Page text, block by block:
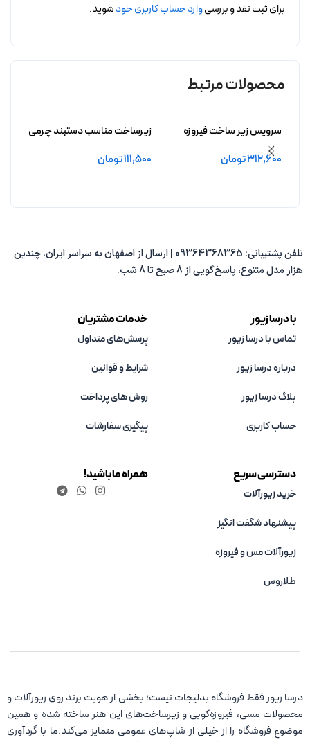
برای ثبت نقد و بررسیوارد حساب کاربری خودشوید.
محصولات مرتبط
سرویس زیر ساخت فیروزه
آزادچهر بدون آبکاری
312,600تومان
زیرساخت مناسب دستبند چرمی
111,500تومان
تلفن پشتیبانی: 09364368365 | ارسال از اصفهان به سراسر ایران، چندین
هزار مدل متنوع، پاسخ‌گویی از 8 صبح تا 8 شب.
با درسا زیور
تماس با درسا زیور
درباره درسا زیور
بلاگ درسا زیور
حساب کاربری
خدمات مشتریان
پرسش‌های متداول
شرایط و قوانین
روش های پرداخت
پیگیری سفارشات
دسترسی سریع
خرید زیورآلات
پیشنهاد شگفت انگیز
زیورآلات مس و فیروزه‌
طلاروس
همراه ما باشید!
درسا زیور فقط فروشگاه بدلیجات نیست؛ بخشی از هویت برند روی زیورآلات و
محصولات مسی، فیروزه‌کوبی و زیرساخت‌های این هنر ساخته شده و همین
موضوع فروشگاه را از خیلی از شاپ‌های عمومی متمایز می‌کند.ما با گردآوری